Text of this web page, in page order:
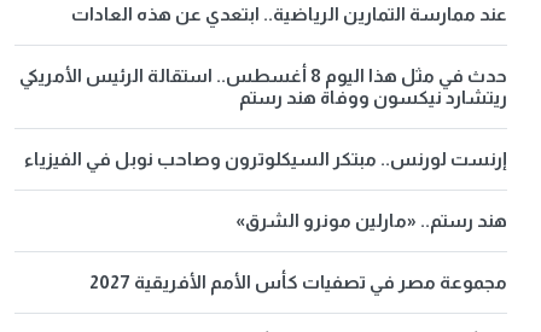
عند ممارسة التمارين الرياضية.. ابتعدي عن هذه العادات
حدث في مثل هذا اليوم 8 أغسطس.. استقالة الرئيس الأمريكي
ريتشارد نيكسون ووفاة هند رستم
إرنست لورنس.. مبتكر السيكلوترون وصاحب نوبل في الفيزياء
هند رستم.. «مارلين مونرو الشرق»
مجموعة مصر في تصفيات كأس الأمم الأفريقية 2027